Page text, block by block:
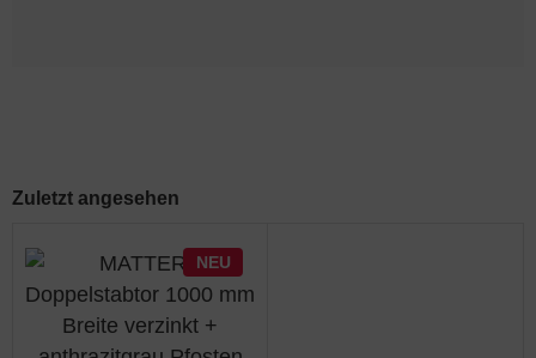
Zuletzt angesehen
NEU